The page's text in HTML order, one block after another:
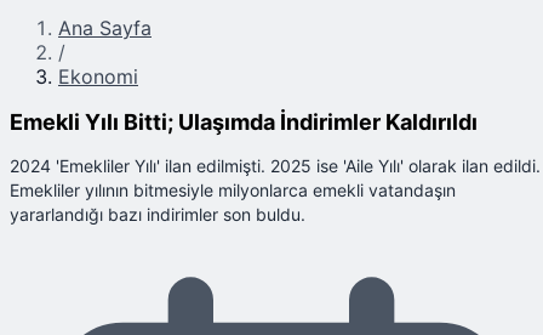
Ana Sayfa
/
Ekonomi
Emekli Yılı Bitti; Ulaşımda İndirimler Kaldırıldı
2024 'Emekliler Yılı' ilan edilmişti. 2025 ise 'Aile Yılı' olarak ilan edildi.
Emekliler yılının bitmesiyle milyonlarca emekli vatandaşın
yararlandığı bazı indirimler son buldu.